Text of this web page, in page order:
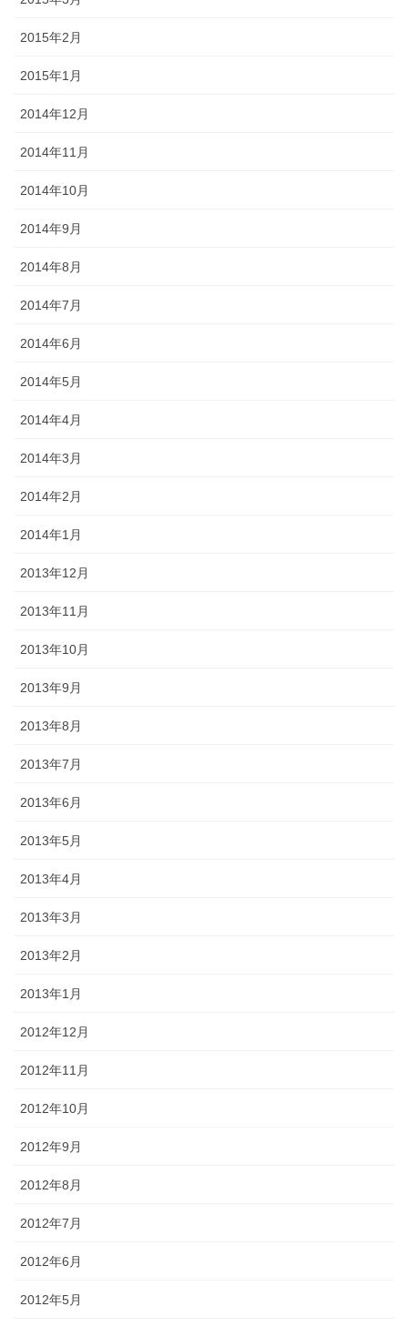
2015年2月
2015年1月
2014年12月
2014年11月
2014年10月
2014年9月
2014年8月
2014年7月
2014年6月
2014年5月
2014年4月
2014年3月
2014年2月
2014年1月
2013年12月
2013年11月
2013年10月
2013年9月
2013年8月
2013年7月
2013年6月
2013年5月
2013年4月
2013年3月
2013年2月
2013年1月
2012年12月
2012年11月
2012年10月
2012年9月
2012年8月
2012年7月
2012年6月
2012年5月